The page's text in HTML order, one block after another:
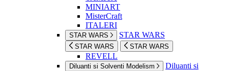
MINIART
MisterCraft
ITALERI
STAR WARS STAR WARS
STAR WARS STAR WARS
REVELL
Diluanti si Solventi Modelism
Diluanti si